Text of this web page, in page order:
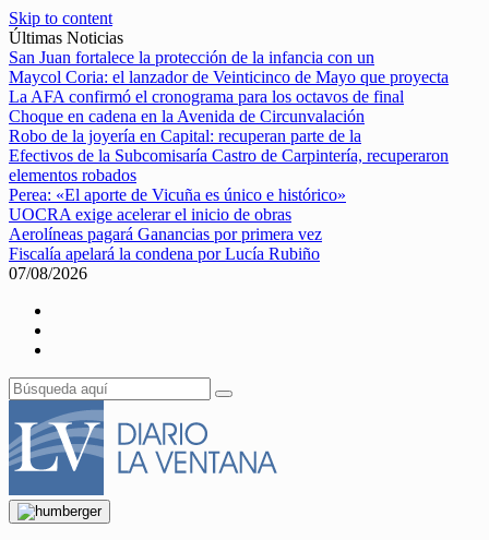
Skip to content
Últimas Noticias
San Juan fortalece la protección de la infancia con un
Maycol Coria: el lanzador de Veinticinco de Mayo que proyecta
La AFA confirmó el cronograma para los octavos de final
Choque en cadena en la Avenida de Circunvalación
Robo de la joyería en Capital: recuperan parte de la
Efectivos de la Subcomisaría Castro de Carpintería, recuperaron
elementos robados
Perea: «El aporte de Vicuña es único e histórico»
UOCRA exige acelerar el inicio de obras
Aerolíneas pagará Ganancias por primera vez
Fiscalía apelará la condena por Lucía Rubiño
07/08/2026